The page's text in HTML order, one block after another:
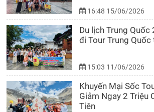
16:48 15/06/2026
Du lịch Trung Quốc
đi Tour Trung Quốc
15:03 11/06/2026
Khuyến Mại Sốc
Giảm Ngay 2 Triệu
Tiên